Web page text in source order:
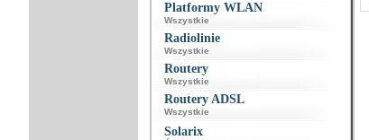
Platformy WLAN
Wszystkie
Radiolinie
Wszystkie
Routery
Wszystkie
Routery ADSL
Wszystkie
Solarix